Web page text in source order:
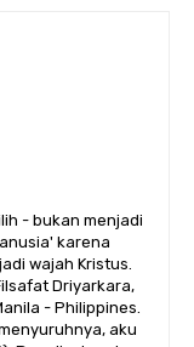
- bukan menjadi
karena
wajah Kristus.
Driyarkara,
- Philippines.
aku